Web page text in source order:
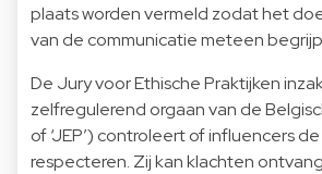
plaats worden vermeld zodat het
van de communicatie meteen
De Jury voor Ethische Praktijken
zelfregulerend orgaan van de
of ‘JEP’) controleert of influencers
respecteren. Zij kan klachten